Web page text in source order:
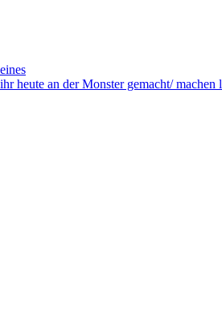
heute an der Monster gemacht/ machen